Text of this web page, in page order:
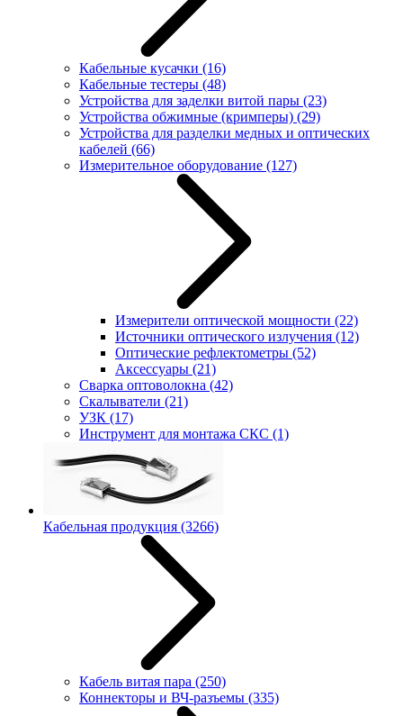
Кабельные кусачки (16)
Кабельные тестеры (48)
Устройства для заделки витой пары (23)
Устройства обжимные (кримперы) (29)
Устройства для разделки медных и оптических
кабелей (66)
Измерительное оборудование (127)
Измерители оптической мощности (22)
Источники оптического излучения (12)
Оптические рефлектометры (52)
Аксессуары (21)
Сварка оптоволокна (42)
Скалыватели (21)
УЗК (17)
Инструмент для монтажа СКС (1)
Кабельная продукция (3266)
Кабель витая пара (250)
Коннекторы и ВЧ-разъемы (335)